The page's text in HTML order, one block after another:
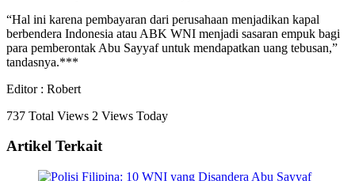
“Hal ini karena pembayaran dari perusahaan menjadikan kapal
berbendera Indonesia atau ABK WNI menjadi sasaran empuk bagi
para pemberontak Abu Sayyaf untuk mendapatkan uang tebusan,”
tandasnya.***
Editor : Robert
737 Total Views 2 Views Today
Artikel Terkait